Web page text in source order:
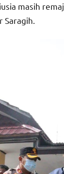
masih